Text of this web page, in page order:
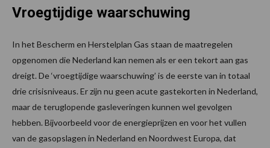
Vroegtijdige waarschuwing
In het Bescherm en Herstelplan Gas staan de maatregelen
opgenomen die Nederland kan nemen als er een tekort aan gas
dreigt. De ‘vroegtijdige waarschuwing’ is de eerste van in totaal
drie crisisniveaus. Er zijn nu geen acute gastekorten in Nederland,
maar de teruglopende gasleveringen kunnen wel gevolgen
hebben. Bijvoorbeeld voor de energieprijzen en voor het vullen
van de gasopslagen in Nederland en Noordwest Europa, dat